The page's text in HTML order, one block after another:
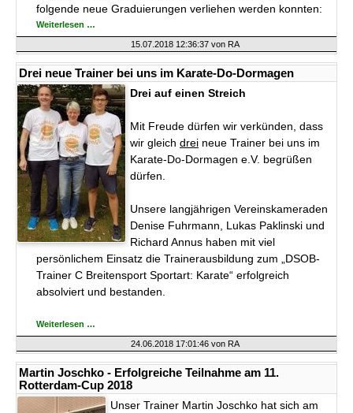
folgende neue Graduierungen verliehen werden konnten:
Weiterlesen …
im
Karate-
Dormagen
e.V.
15.07.2018 12:36:37 von RA
Drei neue Trainer bei uns im Karate-Do-Dormagen
Drei auf einen Streich
Mit Freude dürfen wir verkünden, dass
wir gleich drei neue Trainer bei uns im
Karate-Do-Dormagen e.V. begrüßen
dürfen.
Unsere langjährigen Vereinskameraden
Denise Fuhrmann, Lukas Paklinski und
Richard Annus haben mit viel
persönlichem Einsatz die Trainerausbildung zum „DSOB-
Trainer C Breitensport Sportart: Karate“ erfolgreich
absolviert und bestanden.
Weiterlesen …
Trainer
bei
im
Karate-
Do-
Dormagen
24.06.2018 17:01:46 von RA
Martin Joschko - Erfolgreiche Teilnahme am 11.
Rotterdam-Cup 2018
Unser Trainer Martin Joschko hat sich am